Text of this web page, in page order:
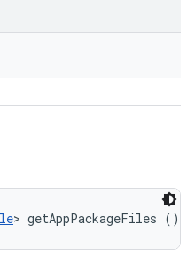
> getAppPackageFiles ()